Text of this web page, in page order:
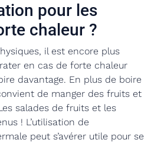
pour les
chaleur ?
il est encore plus
en cas de forte chaleur
davantage. En plus de boire
de manger des fruits et
salades de fruits et les
! L’utilisation de
peut s’avérer utile pour se